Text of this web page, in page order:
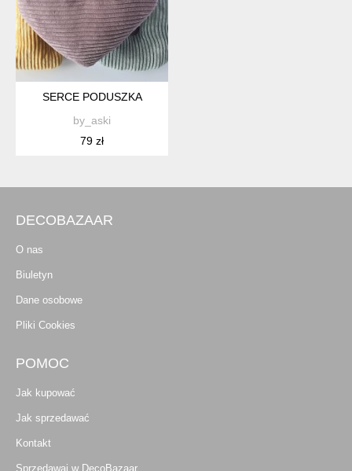
SERCE PODUSZKA
by_aski
79 zł
DECOBAZAAR
O nas
Biuletyn
Dane osobowe
Pliki Cookies
POMOC
Jak kupować
Jak sprzedawać
Kontakt
Sprzedawaj w DecoBazaar